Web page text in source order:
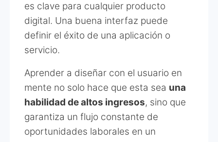
es clave para cualquier producto
digital. Una buena interfaz puede
definir el éxito de una aplicación o
servicio.
Aprender a diseñar con el usuario en
mente no solo hace que esta sea una
habilidad de altos ingresos, sino que
garantiza un flujo constante de
oportunidades laborales en un